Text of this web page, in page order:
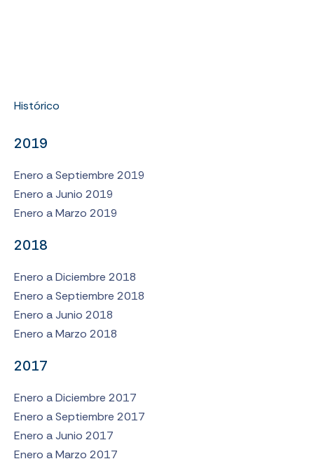
Histórico
2019
Enero a Septiembre 2019
Enero a Junio 2019
Enero a Marzo 2019
2018
Enero a Diciembre 2018
Enero a Septiembre 2018
Enero a Junio 2018
Enero a Marzo 2018
2017
Enero a Diciembre 2017
Enero a Septiembre 2017
Enero a Junio 2017
Enero a Marzo 2017